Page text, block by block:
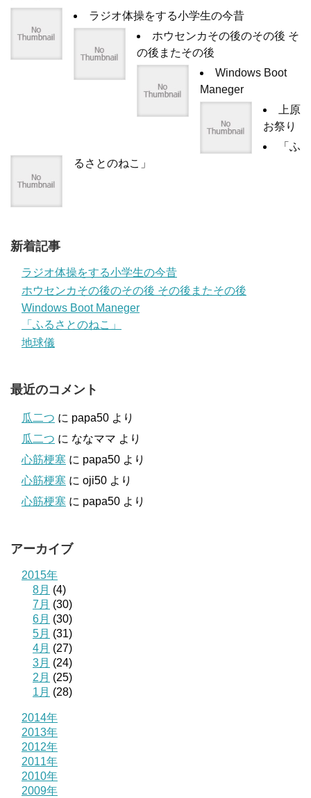
ラジオ体操をする小学生の今昔
ホウセンカその後のその後 そ
の後またその後
Windows Boot
Maneger
上原
お祭り
「ふ
るさとのねこ」
新着記事
ラジオ体操をする小学生の今昔
ホウセンカその後のその後 その後またその後
Windows Boot Maneger
「ふるさとのねこ」
地球儀
最近のコメント
瓜二つ に papa50 より
瓜二つ に ななママ より
心筋梗塞 に papa50 より
心筋梗塞 に oji50 より
心筋梗塞 に papa50 より
アーカイブ
2015年
8月 (4)
7月 (30)
6月 (30)
5月 (31)
4月 (27)
3月 (24)
2月 (25)
1月 (28)
2014年
2013年
2012年
2011年
2010年
2009年